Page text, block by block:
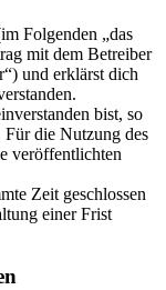
Folgenden „das
mit dem Betreiber
und erklärst dich
bist, so
die Nutzung des
veröffentlichten
Zeit geschlossen
einer Frist